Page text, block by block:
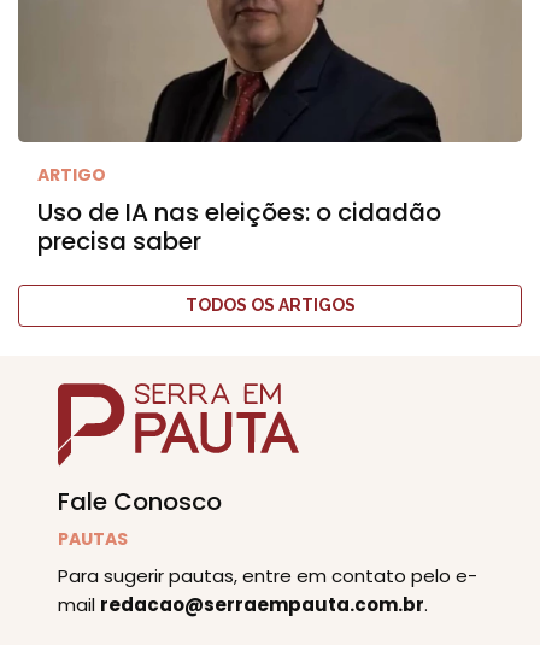
ARTIGO
Uso de IA nas eleições: o cidadão
precisa saber
TODOS OS ARTIGOS
Fale Conosco
PAUTAS
Para sugerir pautas, entre em contato pelo e-
mail redacao@serraempauta.com.br.